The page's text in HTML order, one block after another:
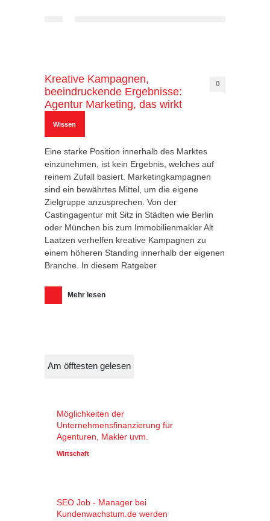
Kreative Kampagnen,
beeindruckende Ergebnisse:
Agentur Marketing, das wirkt
0
Wissen
Eine starke Position innerhalb des Marktes
einzunehmen, ist kein Ergebnis, welches auf
reinem Zufall basiert. Marketingkampagnen
sind ein bewährtes Mittel, um die eigene
Zielgruppe anzusprechen. Von der
Castingagentur mit Sitz in Städten wie Berlin
oder München bis zum Immobilienmakler Alt
Laatzen verhelfen kreative Kampagnen zu
einem höheren Standing innerhalb der eigenen
Branche. In diesem Ratgeber
Mehr lesen
Am öfftesten gelesen
Möglichkeiten der
Unternehmensfinanzierung für
Agenturen, Makler uvm.
Wirtschaft
SEO Job - Manager bei
Kundenwachstum.de werden